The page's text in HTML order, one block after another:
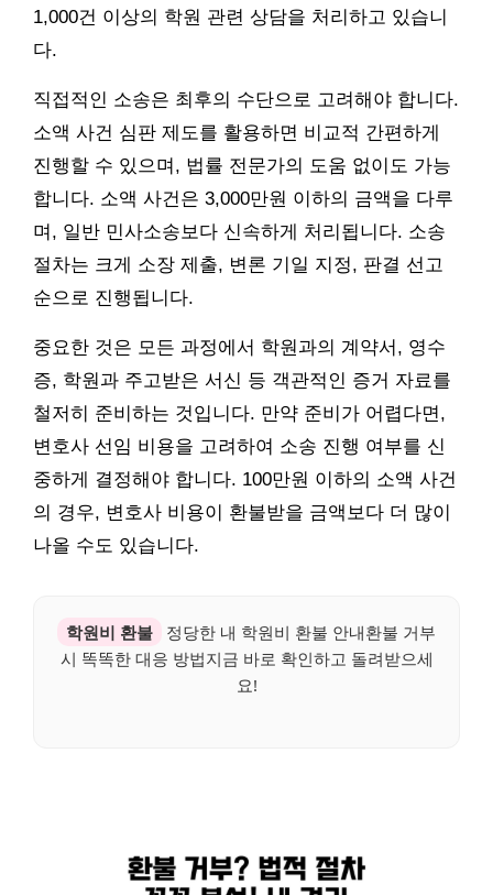
1,000건 이상의 학원 관련 상담을 처리하고 있습니
다.
직접적인 소송은 최후의 수단으로 고려해야 합니다.
소액 사건 심판 제도를 활용하면 비교적 간편하게
진행할 수 있으며, 법률 전문가의 도움 없이도 가능
합니다. 소액 사건은 3,000만원 이하의 금액을 다루
며, 일반 민사소송보다 신속하게 처리됩니다. 소송
절차는 크게 소장 제출, 변론 기일 지정, 판결 선고
순으로 진행됩니다.
중요한 것은 모든 과정에서 학원과의 계약서, 영수
증, 학원과 주고받은 서신 등 객관적인 증거 자료를
철저히 준비하는 것입니다. 만약 준비가 어렵다면,
변호사 선임 비용을 고려하여 소송 진행 여부를 신
중하게 결정해야 합니다. 100만원 이하의 소액 사건
의 경우, 변호사 비용이 환불받을 금액보다 더 많이
나올 수도 있습니다.
학원비 환불
정당한 내 학원비 환불 안내환불 거부
시 똑똑한 대응 방법지금 바로 확인하고 돌려받으세
요!